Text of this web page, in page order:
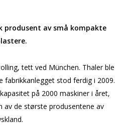
produsent av små kompakte
tett ved München. Thaler ble
fabrikkanlegget stod ferdig i 2009.
på 2000 maskiner i året,
av de største produsentene av